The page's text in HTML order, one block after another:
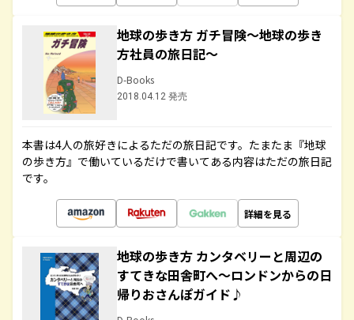
地球の歩き方 ガチ冒険～地球の歩き
方社員の旅日記～
D-Books
2018.04.12 発売
本書は4人の旅好きによるただの旅日記です。たまたま『地球
の歩き方』で働いているだけで書いてある内容はただの旅日記
です。
詳細を見る
地球の歩き方 カンタベリーと周辺の
すてきな田舎町へ～ロンドンからの日
帰りおさんぽガイド♪